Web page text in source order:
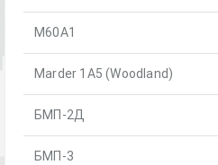
M60A1
Marder 1A5 (Woodland)
БМП-2Д
БМП-3